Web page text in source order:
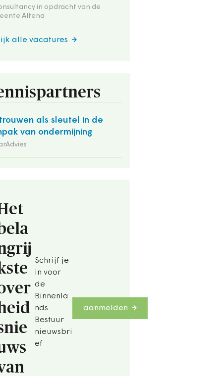
in opdracht van de
Altena
alle vacatures
als sleutel in de
van ondermijning
Schrijf je
in voor
de
Binnenla
nds
Bestuur
nieuwsbri
ef
aanmelden